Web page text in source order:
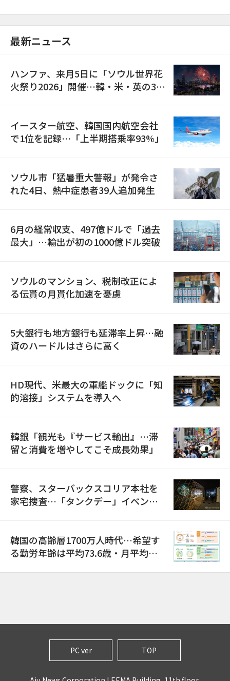
最新ニュース
ハンファ、来月5日に「ソウル世界花
火祭り2026」開催…韓・米・英の3カ
イースター航空、韓国国内航空会社
で1位を記録…「上半期搭乗率93%」
ソウル市「猛暑重大警報」が発令さ
れた4日、熱中症患者39人追加発生
6月の経常収支、497億ドルで「過去
最大」…輸出が初の1000億ドル突破
ソウルのマンション、税制改正によ
る伝貰の月貰化加速を憂慮
5大銀行も地方銀行も延滞率上昇…融
資のハードルはさらに高く
HD現代、米最大の軍艦ドックに「知
的溶接」システムを導入へ
韓銀「観光も『サービス輸出』…滞
留と消費を増やしてこそ成長効果」
警察、スターバックスコリア本社を
家宅捜査…「タンクデー」イベント
韓国の高齢層1700万人時代…希望す
る勤労年齢は平均73.6歳・月平均賃
PC ver TOP